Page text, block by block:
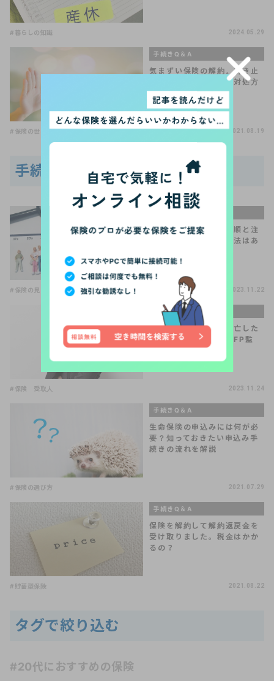
#暮らしの知識 2024.05.29
手続きQ＆A
気まずい保険の解約。引き止
められたらどうする？対処方
法を解説
#保険の世界は複雑 #保険の見直し 2021.08.19
手続きQ＆Aの関連記事
生命保険の見直しの手順と注
意点とは？損しない方法はあ
#保険の見直し #医療保険 #生命保険 2023.11.22
手続きQ＆A
保険金受取人が先に死亡した
場合、どうなるの？【FP監
修】
#保険 受取人 2023.11.24
手続きQ＆A
生命保険の申込みには何が必
要？知っておきたい申込み手
続きの流れを解説
#保険の選び方 2021.07.29
手続きQ＆A
保険を解約して解約返戻金を
受け取りました。税金はかか
るの？
#貯蓄型保険 2021.08.22
タグで絞り込む
#20代におすすめの保険